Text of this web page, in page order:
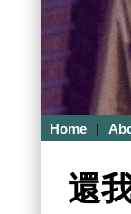
Home |
還